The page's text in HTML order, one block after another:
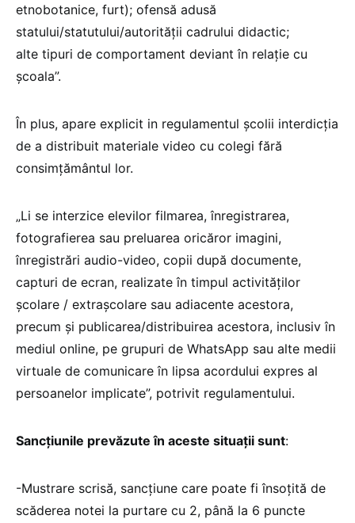
etnobotanice, furt); ofensă adusă
statului/statutului/autorităţii cadrului didactic;
alte tipuri de comportament deviant în relaţie cu
şcoala”.
În plus, apare explicit in regulamentul școlii interdicția
de a distribuit materiale video cu colegi fără
consimțământul lor.
„Li se interzice elevilor filmarea, înregistrarea,
fotografierea sau preluarea oricăror imagini,
înregistrări audio-video, copii după documente,
capturi de ecran, realizate în timpul activităților
școlare / extrașcolare sau adiacente acestora,
precum și publicarea/distribuirea acestora, inclusiv în
mediul online, pe grupuri de WhatsApp sau alte medii
virtuale de comunicare în lipsa acordului expres al
persoanelor implicate”, potrivit regulamentului.
Sancțiunile prevăzute în aceste situații sunt:
-Mustrare scrisă, sancţiune care poate fi însoţită de
scăderea notei la purtare cu 2, până la 6 puncte